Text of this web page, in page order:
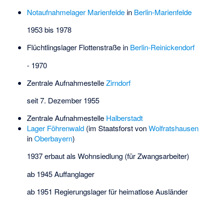
Notaufnahmelager Marienfeldein Berlin-Marienfelde
1953 bis 1978
Flüchtlingslager Flottenstraße in Berlin-Reinickendorf
- 1970
Zentrale AufnahmestelleZirndorf
seit 7. Dezember 1955
Zentrale Aufnahmestelle Halberstadt
Lager Föhrenwald(im Staatsforst vonWolfratshausen
inOberbayern)
1937 erbaut als Wohnsiedlung (für Zwangsarbeiter)
ab 1945 Auffanglager
ab 1951 Regierungslager für heimatlose Ausländer